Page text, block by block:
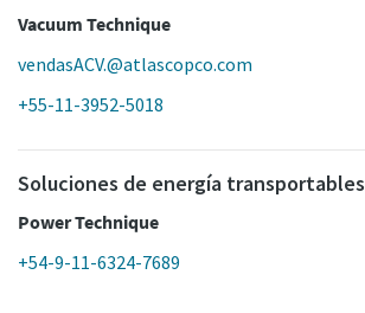
Vacuum Technique
vendasACV.@atlascopco.com
+55-11-3952-5018
Soluciones de energía transportables
Power Technique
+54-9-11-6324-7689